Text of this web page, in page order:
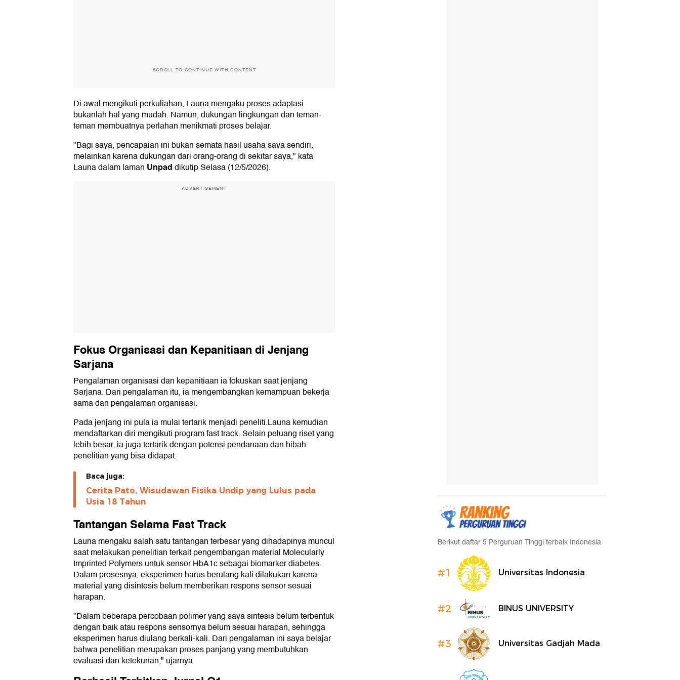
SCROLL TO CONTINUE WITH CONTENT
Di awal mengikuti perkuliahan, Launa mengaku proses adaptasi
bukanlah hal yang mudah. Namun, dukungan lingkungan dan teman-
teman membuatnya perlahan menikmati proses belajar.
"Bagi saya, pencapaian ini bukan semata hasil usaha saya sendiri,
melainkan karena dukungan dari orang-orang di sekitar saya," kata
Launa dalam laman Unpaddikutip Selasa (12/5/2026).
ADVERTISEMENT
Fokus Organisasi dan Kepanitiaan di Jenjang
Sarjana
Pengalaman organisasi dan kepanitiaan ia fokuskan saat jenjang
Sarjana. Dari pengalaman itu, ia mengembangkan kemampuan bekerja
sama dan pengalaman organisasi.
Pada jenjang ini pula ia mulai tertarik menjadi peneliti.Launa kemudian
mendaftarkan diri mengikuti program fast track. Selain peluang riset yang
lebih besar, ia juga tertarik dengan potensi pendanaan dan hibah
penelitian yang bisa didapat.
Baca juga:
Cerita Pato, Wisudawan Fisika Undip yang Lulus pada
Usia 18 Tahun
Tantangan Selama Fast Track
Launa mengaku salah satu tantangan terbesar yang dihadapinya muncul
saat melakukan penelitian terkait pengembangan material Molecularly
Imprinted Polymers untuk sensor HbA1c sebagai biomarker diabetes.
Dalam prosesnya, eksperimen harus berulang kali dilakukan karena
material yang disintesis belum memberikan respons sensor sesuai
harapan.
"Dalam beberapa percobaan polimer yang saya sintesis belum terbentuk
dengan baik atau respons sensornya belum sesuai harapan, sehingga
eksperimen harus diulang berkali-kali. Dari pengalaman ini saya belajar
bahwa penelitian merupakan proses panjang yang membutuhkan
evaluasi dan ketekunan," ujarnya.
Berikut daftar 5 Perguruan Tinggi terbaik Indonesia
#1 Universitas Indonesia
#2 BINUS UNIVERSITY
#3 Universitas Gadjah Mada